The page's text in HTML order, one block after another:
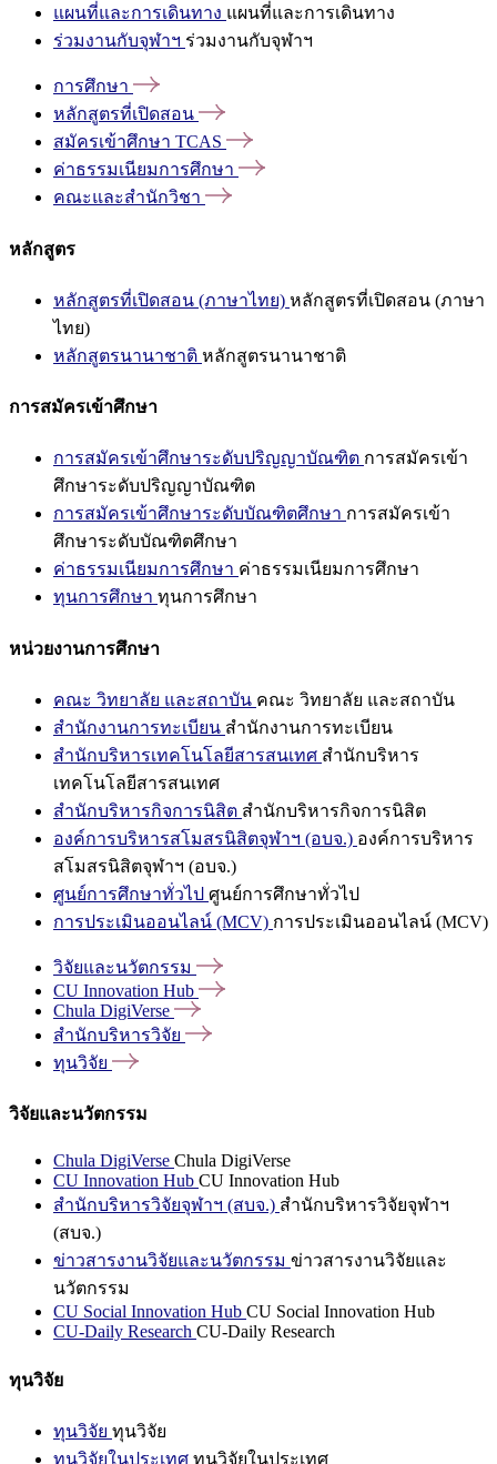
แผนที่และการเดินทาง แผนที่และการเดินทาง
ร่วมงานกับจุฬาฯ ร่วมงานกับจุฬาฯ
การศึกษา
หลักสูตรที่เปิดสอน
สมัครเข้าศึกษา TCAS
ค่าธรรมเนียมการศึกษา
คณะและสำนักวิชา
หลักสูตร
หลักสูตรที่เปิดสอน (ภาษาไทย) หลักสูตรที่เปิดสอน (ภาษา
ไทย)
หลักสูตรนานาชาติ หลักสูตรนานาชาติ
การสมัครเข้าศึกษา
การสมัครเข้าศึกษาระดับปริญญาบัณฑิต การสมัครเข้า
ศึกษาระดับปริญญาบัณฑิต
การสมัครเข้าศึกษาระดับบัณฑิตศึกษา การสมัครเข้า
ศึกษาระดับบัณฑิตศึกษา
ค่าธรรมเนียมการศึกษา ค่าธรรมเนียมการศึกษา
ทุนการศึกษา ทุนการศึกษา
หน่วยงานการศึกษา
คณะ วิทยาลัย และสถาบัน คณะ วิทยาลัย และสถาบัน
สำนักงานการทะเบียน สำนักงานการทะเบียน
สำนักบริหารเทคโนโลยีสารสนเทศ สำนักบริหาร
เทคโนโลยีสารสนเทศ
สำนักบริหารกิจการนิสิต สำนักบริหารกิจการนิสิต
องค์การบริหารสโมสรนิสิตจุฬาฯ (อบจ.) องค์การบริหาร
สโมสรนิสิตจุฬาฯ (อบจ.)
ศูนย์การศึกษาทั่วไป ศูนย์การศึกษาทั่วไป
การประเมินออนไลน์ (MCV) การประเมินออนไลน์ (MCV)
วิจัยและนวัตกรรม
CU Innovation Hub
Chula DigiVerse
สำนักบริหารวิจัย
ทุนวิจัย
วิจัยและนวัตกรรม
Chula DigiVerse Chula DigiVerse
CU Innovation Hub CU Innovation Hub
สำนักบริหารวิจัยจุฬาฯ (สบจ.) สำนักบริหารวิจัยจุฬาฯ
(สบจ.)
ข่าวสารงานวิจัยและนวัตกรรม ข่าวสารงานวิจัยและ
นวัตกรรม
CU Social Innovation Hub CU Social Innovation Hub
CU-Daily Research CU-Daily Research
ทุนวิจัย
ทุนวิจัย ทุนวิจัย
ทุนวิจัยในประเทศ ทุนวิจัยในประเทศ